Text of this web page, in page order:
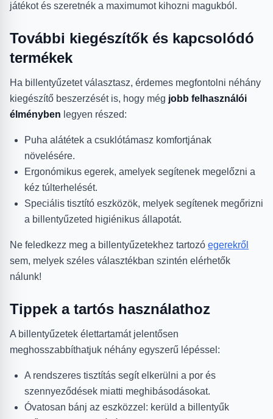
játékot és szeretnék a maximumot kihozni magukból.
További kiegészítők és kapcsolódó
termékek
Ha billentyűzetet választasz, érdemes megfontolni néhány
kiegészítő beszerzését is, hogy még jobb felhasználói
élményben legyen részed:
Puha alátétek a csuklótámasz komfortjának
növelésére.
Ergonómikus egerek, amelyek segítenek megelőzni a
kéz túlterhelését.
Speciális tisztító eszközök, melyek segítenek megőrizni
a billentyűzeted higiénikus állapotát.
Ne feledkezz meg a billentyűzetekhez tartozó egerekről
sem, melyek széles választékban szintén elérhetők
nálunk!
Tippek a tartós használathoz
A billentyűzetek élettartamát jelentősen
meghosszabbíthatjuk néhány egyszerű lépéssel:
A rendszeres tisztítás segít elkerülni a por és
szennyeződések miatti meghibásodásokat.
Óvatosan bánj az eszközzel: kerüld a billentyűk